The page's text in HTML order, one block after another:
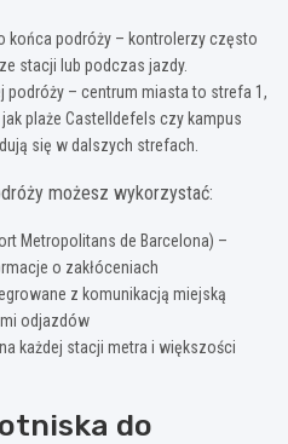
końca podróży – kontrolerzy często
stacji lub podczas jazdy.
– centrum miasta to strefa 1,
plaże Castelldefels czy kampus
się w dalszych strefach.
możesz wykorzystać:
Metropolitans de Barcelona) –
o zakłóceniach
z komunikacją miejską
odjazdów
każdej stacji metra i większości
do